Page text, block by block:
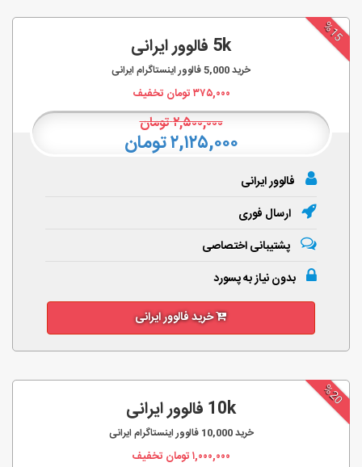
%15
5k فالوور ایرانی
خرید5,000فالوور اینستاگرام ایرانی
۳۷۵,۰۰۰تومان تخفیف
۲,۵۰۰,۰۰۰تومان
۲,۱۲۵,۰۰۰ تومان
فالوور ایرانی
ارسال فوری
پشتیبانی اختصاصی
بدون نیاز به پسورد
خرید فالوور ایرانی
%20
10k فالوور ایرانی
خرید10,000 فالوور اینستاگرام ایرانی
۱,۰۰۰,۰۰۰تومان تخفیف